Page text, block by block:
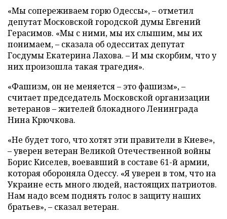
«Мы сопереживаем горю Одессы»,– отметил
депутат Московской городской думы Евгений
Герасимов. «Мы с ними, мы их слышим, мы их
понимаем,– сказала об одесситах депутат
Госдумы Екатерина Лахова. –И мы скорбим, что у
них произошла такая трагедия».
«Фашизм, он не меняется– это фашизм»,–
считает председатель Московской организации
ветеранов –жителей блокадного Ленинграда
Нина Крючкова.
«Не будет того, что хотят эти правители в Киеве»,
–уверен ветеран Великой Отечественной войны
Борис Киселев, воевавший в составе 61-й армии,
которая обороняла Одессу. «Я уверен в том, что на
Украине есть много людей, настоящих патриотов.
Нам надо всем поднять голос в защиту наших
братьев»,– сказал ветеран.